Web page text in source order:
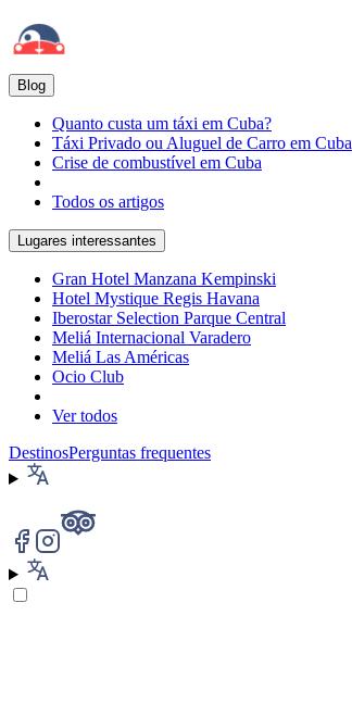
Blog
Quanto custa um táxi em Cuba?
Táxi Privado ou Aluguel de Carro em Cuba
Crise de combustível em Cuba
Todos os artigos
Lugares interessantes
Gran Hotel Manzana Kempinski
Hotel Mystique Regis Havana
Iberostar Selection Parque Central
Meliá Internacional Varadero
Meliá Las Américas
Ocio Club
Ver todos
DestinosPerguntas frequentes